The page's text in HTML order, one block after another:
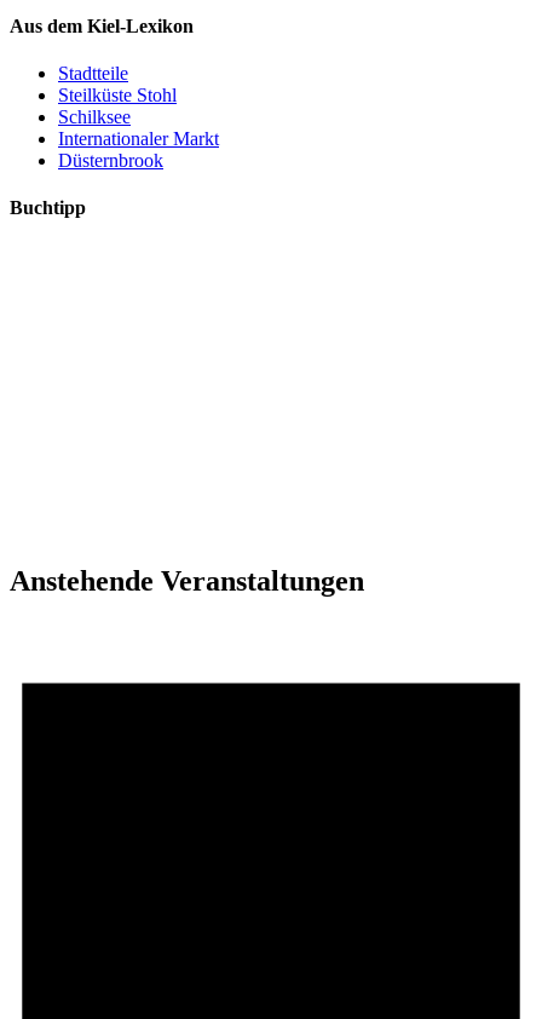
Aus dem Kiel-Lexikon
Stadtteile
Steilküste Stohl
Schilksee
Internationaler Markt
Düsternbrook
Buchtipp
Anstehende Veranstaltungen